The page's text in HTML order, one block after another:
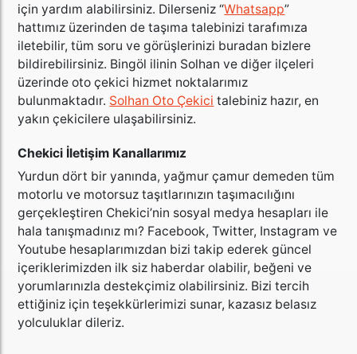
için yardım alabilirsiniz. Dilerseniz “Whatsapp”
hattımız üzerinden de taşıma talebinizi tarafımıza
iletebilir, tüm soru ve görüşlerinizi buradan bizlere
bildirebilirsiniz. Bingöl ilinin Solhan ve diğer ilçeleri
üzerinde oto çekici hizmet noktalarımız
bulunmaktadır. Solhan Oto Çekici talebiniz hazır, en
yakın çekicilere ulaşabilirsiniz.
Chekici İletişim Kanallarımız
Yurdun dört bir yanında, yağmur çamur demeden tüm
motorlu ve motorsuz taşıtlarınızın taşımacılığını
gerçekleştiren Chekici’nin sosyal medya hesapları ile
hala tanışmadınız mı? Facebook, Twitter, Instagram ve
Youtube hesaplarımızdan bizi takip ederek güncel
içeriklerimizden ilk siz haberdar olabilir, beğeni ve
yorumlarınızla destekçimiz olabilirsiniz. Bizi tercih
ettiğiniz için teşekkürlerimizi sunar, kazasız belasız
yolculuklar dileriz.